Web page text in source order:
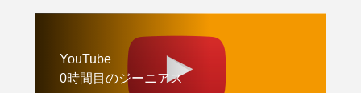
YouTube
0時間目のジーニアス